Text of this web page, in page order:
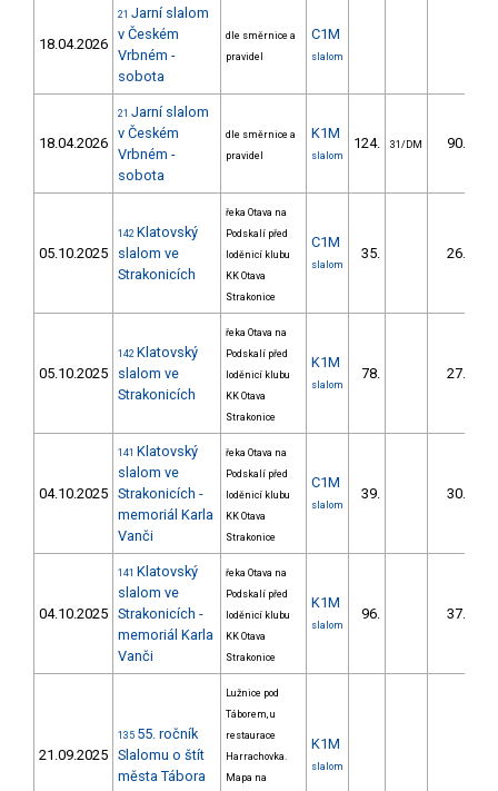
18.04.2026
21 Jarní slalom
v Českém
Vrbném -
sobota
dle směrnice a
pravidel
C1M
slalom
18.04.2026
21 Jarní slalom
v Českém
Vrbném -
sobota
dle směrnice a
pravidel
K1M
slalom
124. 31/DM 90.79
05.10.2025
142 Klatovský
slalom ve
Strakonicích
řeka Otava na
Podskalí před
loděnicí klubu
KK Otava
Strakonice
C1M
slalom
35. 26.57
05.10.2025
142 Klatovský
slalom ve
Strakonicích
řeka Otava na
Podskalí před
loděnicí klubu
KK Otava
Strakonice
K1M
slalom
78. 27.81
04.10.2025
141 Klatovský
slalom ve
Strakonicích -
memoriál Karla
Vanči
řeka Otava na
Podskalí před
loděnicí klubu
KK Otava
Strakonice
C1M
slalom
39. 30.17
04.10.2025
141 Klatovský
slalom ve
Strakonicích -
memoriál Karla
Vanči
řeka Otava na
Podskalí před
loděnicí klubu
KK Otava
Strakonice
K1M
slalom
96. 37.91
21.09.2025
135 55. ročník
Slalomu o štít
města Tábora
Lužnice pod
Táborem, u
restaurace
Harrachovka.
Mapa na
K1M
slalom